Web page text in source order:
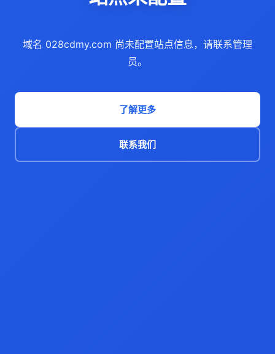
域名 028cdmy.com 尚未配置站点信息，请联系管理
员。
了解更多
联系我们